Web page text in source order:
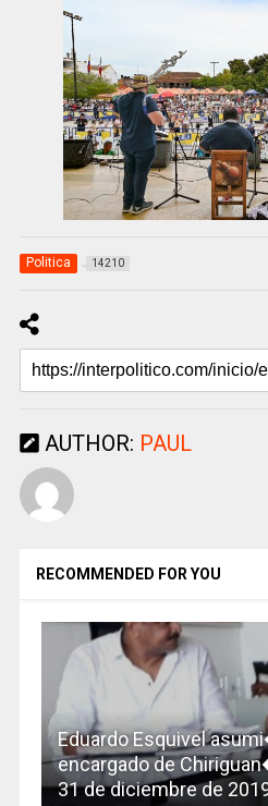
Politica 14210
AUTHOR: PAUL
RECOMMENDED FOR YOU
Eduardo Esquivel
encargado de
31 de diciembre de